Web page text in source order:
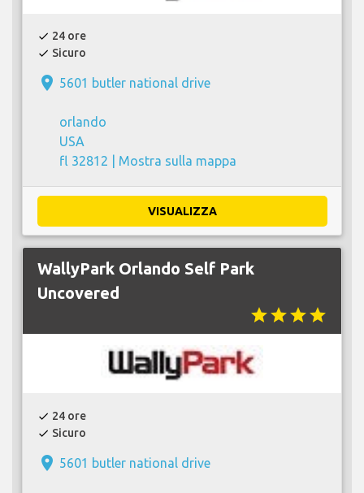
check 24 ore
check Sicuro
place 5601 butler national drive
orlando
USA
fl 32812 | Mostra sulla mappa
VISUALIZZA
WallyPark Orlando Self Park
Uncovered
starstarstarstar
check 24 ore
check Sicuro
place 5601 butler national drive